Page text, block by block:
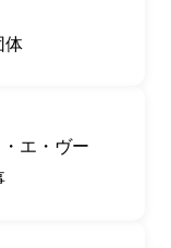
体
エ・ヴー